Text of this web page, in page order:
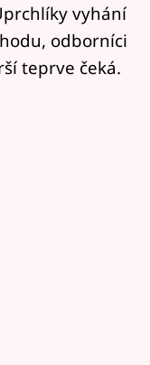
vyhání
odborníci
teprve čeká.